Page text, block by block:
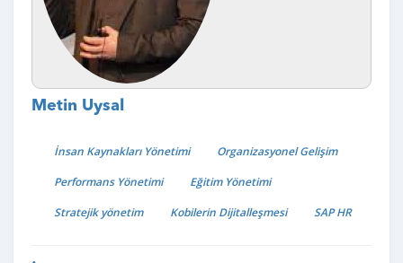
Metin Uysal
İnsan Kaynakları Yönetimi
Organizasyonel Gelişim
Performans Yönetimi
Eğitim Yönetimi
Stratejik yönetim
Kobilerin Dijitalleşmesi SAP HR